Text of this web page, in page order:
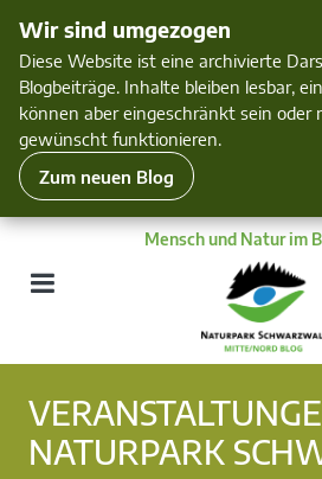
Wir sind umgezogen
Diese Website ist eine archivierte
Blogbeiträge. Inhalte bleiben lesbar,
können aber eingeschränkt sein oder
gewünscht funktionieren.
Zum neuen Blog
Mensch und Natur im
NATURPARK